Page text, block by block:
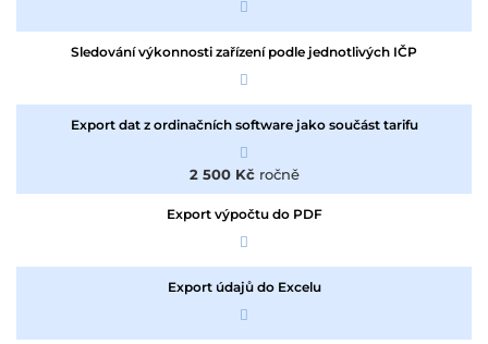
Sledování výkonnosti zařízení podle jednotlivých IČP
Export dat z ordinačních software jako součást tarifu
2 500 Kčročně
Export výpočtu do PDF
Export údajů do Excelu